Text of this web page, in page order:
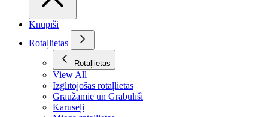
Knupīši
Rotaļlietas
Rotaļlietas
View All
Izglītojošas rotaļlietas
Graužamie un Grabulīši
Karuseļi